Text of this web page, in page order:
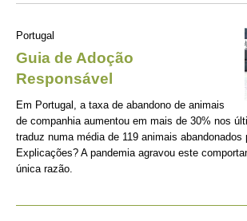
Portugal
Guia de Adoção
Responsável
Em Portugal, a taxa de abandono de animais
de companhia aumentou em mais de 30% nos
traduz numa média de 119 animais abandonados
Explicações? A pandemia agravou este
única razão.